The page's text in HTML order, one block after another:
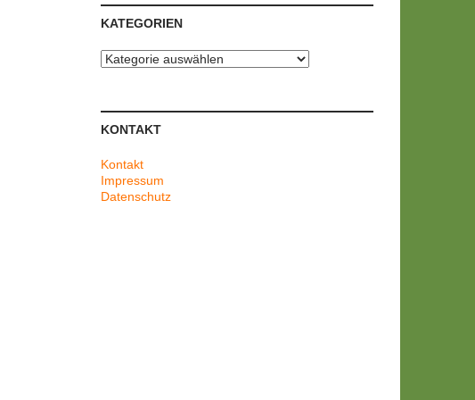
KATEGORIEN
Kategorien
KONTAKT
Kontakt
Impressum
Datenschutz